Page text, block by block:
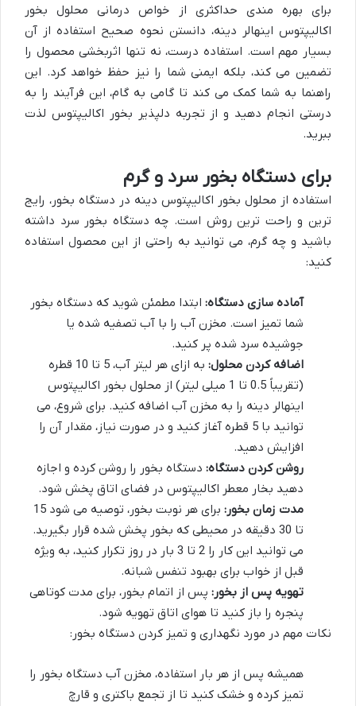
برای بهره مندی حداکثری از خواص درمانی محلول بخور
اکالیپتوس اینهالر دینه، دانستن نحوه صحیح استفاده از آن
بسیار مهم است. استفاده درست، نه تنها اثربخشی محصول را
تضمین می کند، بلکه ایمنی شما را نیز حفظ خواهد کرد. این
راهنما به شما کمک می کند تا گامی به گام، این فرآیند را به
درستی انجام دهید و از تجربه دلپذیر بخور اکالیپتوس لذت
ببرید.
برای دستگاه بخور سرد و گرم
استفاده از محلول بخور اکالیپتوس دینه در دستگاه بخور، رایج
ترین و راحت ترین روش است. چه دستگاه بخور سرد داشته
باشید و چه گرم، می توانید به راحتی از این محصول استفاده
کنید:
آماده سازی دستگاه: ابتدا مطمئن شوید که دستگاه بخور
شما تمیز است. مخزن آب را با آب تصفیه شده یا
جوشیده سرد شده پر کنید.
اضافه کردن محلول:
به ازای هر لیتر آب، 5 تا 10 قطره
(تقریباً 0.5 تا 1 میلی لیتر) از محلول بخور اکالیپتوس
اینهالر دینه را به مخزن آب اضافه کنید. برای شروع، می
توانید با 5 قطره آغاز کنید و در صورت نیاز، مقدار آن را
افزایش دهید.
روشن کردن دستگاه: دستگاه بخور را روشن کرده و اجازه
دهید بخار معطر اکالیپتوس در فضای اتاق پخش شود.
مدت زمان بخور:
برای هر نوبت بخور، توصیه می شود 15
تا 30 دقیقه در محیطی که بخور پخش شده قرار بگیرید.
می توانید این کار را 2 تا 3 بار در روز تکرار کنید، به ویژه
قبل از خواب برای بهبود تنفس شبانه.
تهویه پس از بخور: پس از اتمام بخور، برای مدت کوتاهی
پنجره را باز کنید تا هوای اتاق تهویه شود.
نکات مهم در مورد نگهداری و تمیز کردن دستگاه بخور:
همیشه پس از هر بار استفاده، مخزن آب دستگاه بخور را
تمیز کرده و خشک کنید تا از تجمع باکتری و قارچ